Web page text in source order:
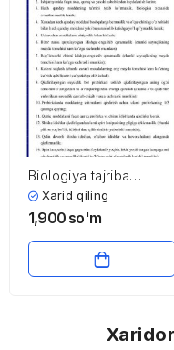
Biologiya tajriba
xonasida ishlash
havfsizlik texnikasi
Xarid qiling
1,900 so'm